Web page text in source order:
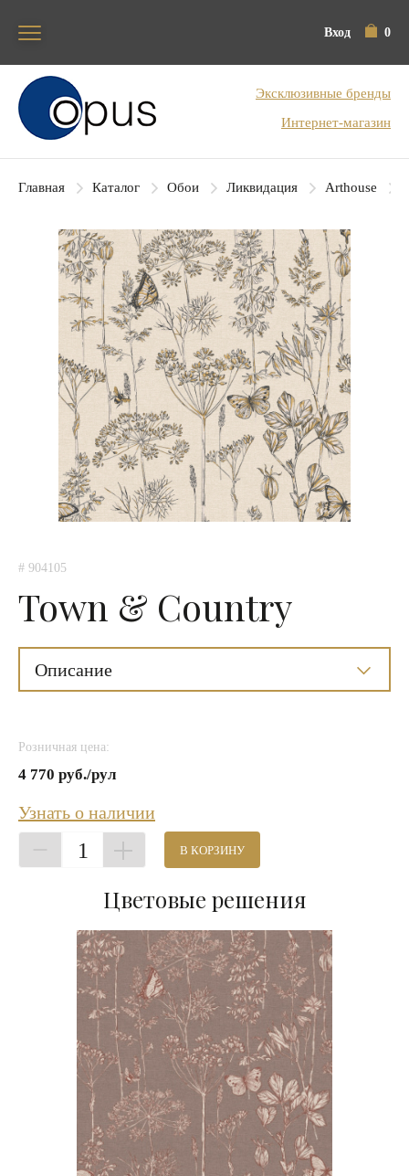
Вход 0
Блок поиска
Эксклюзивные бренды
Интернет-магазин
Главная Каталог Обои Ликвидация Arthouse
# 904105
Town & Country
Описание
Розничная цена:
4 770 руб./рул
Узнать о наличии
1 В КОРЗИНУ
Цветовые решения